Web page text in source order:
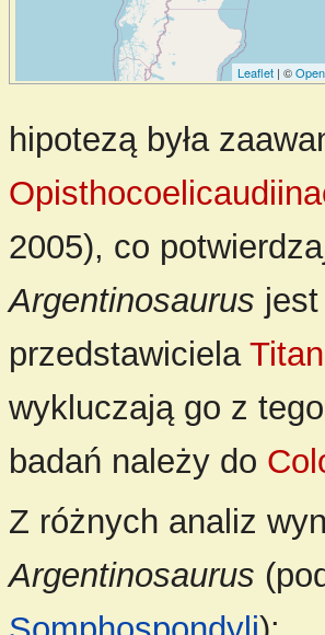
Leaflet | ©
hipotezą była
2005), co
Argentinosaurus
przedstawiciela
wykluczają go z
badań należy do
Z różnych analiz
Argentinosaurus